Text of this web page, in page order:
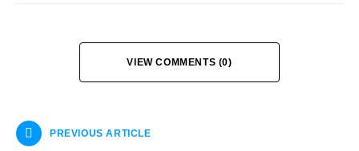
VIEW COMMENTS (0)
PREVIOUS ARTICLE